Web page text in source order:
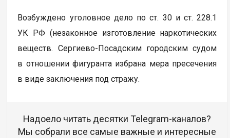
Возбуждено уголовное дело по ст. 30 и ст. 228.1
УК РФ (незаконное изготовление наркотических
веществ. Сергиево-Посадским городским судом
в отношении фигуранта избрана мера пресечения
в виде заключения под стражу.
Надоело читать десятки Telegram-каналов?
Мы собрали все самые важные и интересные